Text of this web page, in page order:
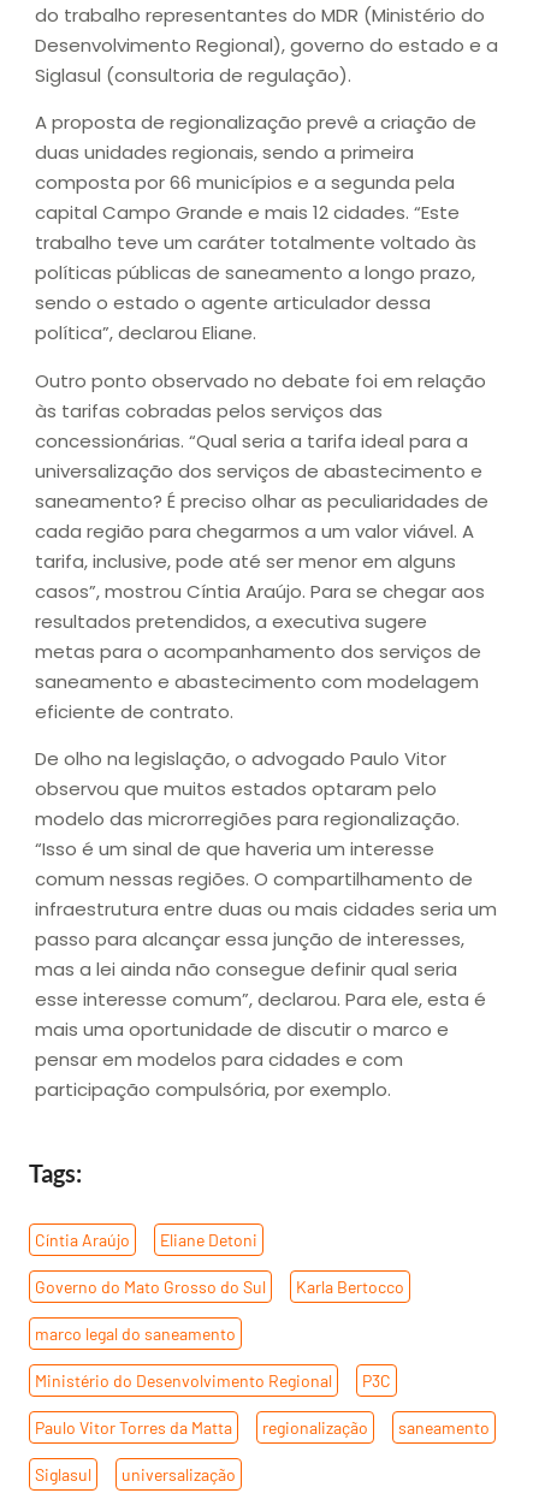
do trabalho representantes do MDR (Ministério do
Desenvolvimento Regional), governo do estado e a
Siglasul (consultoria de regulação).
A proposta de regionalização prevê a criação de
duas unidades regionais, sendo a primeira
composta por 66 municípios e a segunda pela
capital Campo Grande e mais 12 cidades. “Este
trabalho teve um caráter totalmente voltado às
políticas públicas de saneamento a longo prazo,
sendo o estado o agente articulador dessa
política”, declarou Eliane.
Outro ponto observado no debate foi em relação
às tarifas cobradas pelos serviços das
concessionárias. “Qual seria a tarifa ideal para a
universalização dos serviços de abastecimento e
saneamento? É preciso olhar as peculiaridades de
cada região para chegarmos a um valor viável. A
tarifa, inclusive, pode até ser menor em alguns
casos”, mostrou Cíntia Araújo. Para se chegar aos
resultados pretendidos, a executiva sugere
metas para o acompanhamento dos serviços de
saneamento e abastecimento com modelagem
eficiente de contrato.
De olho na legislação, o advogado Paulo Vitor
observou que muitos estados optaram pelo
modelo das microrregiões para regionalização.
“Isso é um sinal de que haveria um interesse
comum nessas regiões. O compartilhamento de
infraestrutura entre duas ou mais cidades seria um
passo para alcançar essa junção de interesses,
mas a lei ainda não consegue definir qual seria
esse interesse comum”, declarou. Para ele, esta é
mais uma oportunidade de discutir o marco e
pensar em modelos para cidades e com
participação compulsória, por exemplo.
Tags:
Cíntia Araújo Eliane Detoni
Governo do Mato Grosso do Sul Karla Bertocco
marco legal do saneamento
Ministério do Desenvolvimento Regional P3C
Paulo Vitor Torres da Matta regionalização saneamento
Siglasul universalização